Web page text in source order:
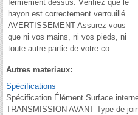
fermement dessus. Vérifiez que le
hayon est correctement verrouillé.
AVERTISSEMENT Assurez-vous
que ni vos mains, ni vos pieds, ni
toute autre partie de votre co ...
Autres materiaux:
Spécifications
Spécification Élément Surface
TRANSMISSION AVANT Type de